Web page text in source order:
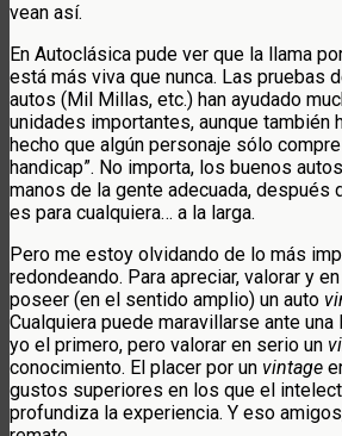
vean así.
En Autoclásica pude ver que la llama
está más viva que nunca. Las pruebas
autos (Mil Millas, etc.) han ayudado
unidades importantes, aunque también
hecho que algún personaje sólo
handicap”. No importa, los buenos
manos de la gente adecuada, después
es para cualquiera… a la larga.
Pero me estoy olvidando de lo más
redondeando. Para apreciar, valorar y
poseer (en el sentido amplio) un auto
Cualquiera puede maravillarse ante una
yo el primero, pero valorar en serio un
conocimiento. El placer por un vintage
gustos superiores en los que el
profundiza la experiencia. Y eso